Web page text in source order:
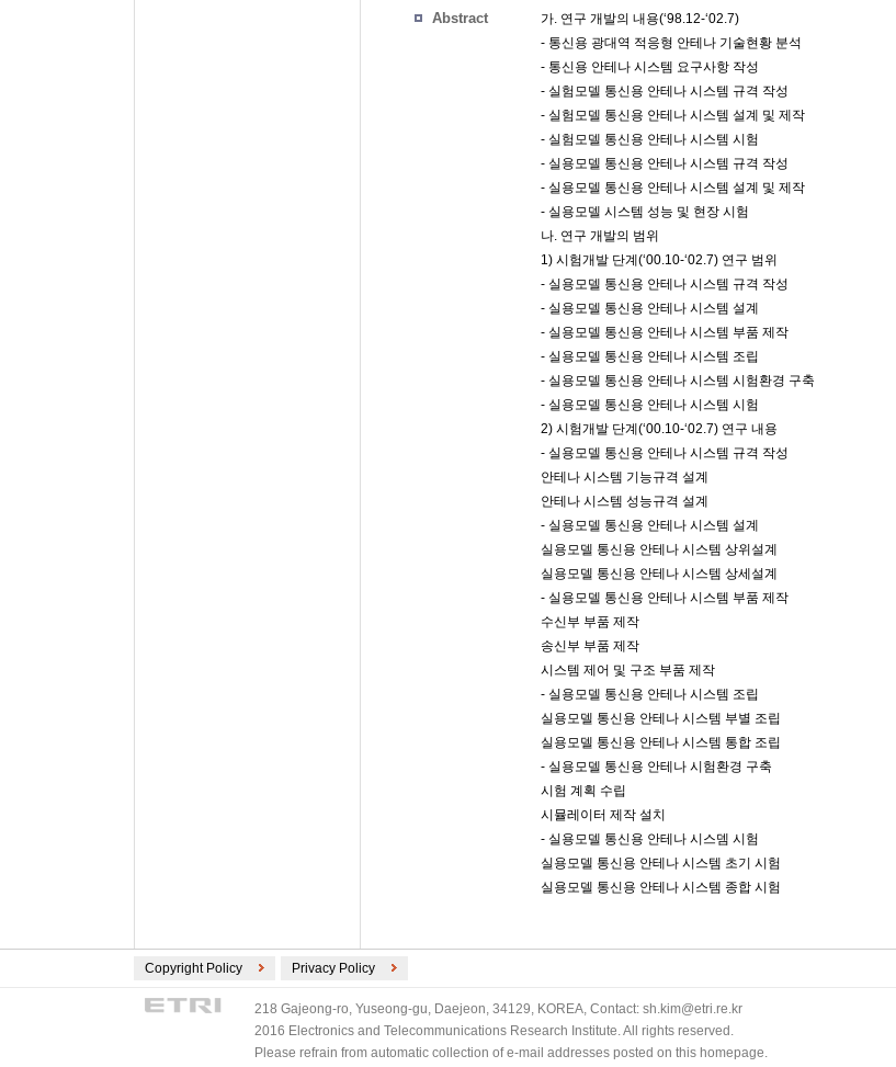
Abstract
가. 연구 개발의 내용(‘98.12-‘02.7)
- 통신용 광대역 적응형 안테나 기술현황 분석
- 통신용 안테나 시스템 요구사항 작성
- 실험모델 통신용 안테나 시스템 규격 작성
- 실험모델 통신용 안테나 시스템 설계 및 제작
- 실험모델 통신용 안테나 시스템 시험
- 실용모델 통신용 안테나 시스템 규격 작성
- 실용모델 통신용 안테나 시스템 설계 및 제작
- 실용모델 시스템 성능 및 현장 시험
나. 연구 개발의 범위
1) 시험개발 단계(‘00.10-‘02.7) 연구 범위
- 실용모델 통신용 안테나 시스템 규격 작성
- 실용모델 통신용 안테나 시스템 설계
- 실용모델 통신용 안테나 시스템 부품 제작
- 실용모델 통신용 안테나 시스템 조립
- 실용모델 통신용 안테나 시스템 시험환경 구축
- 실용모델 통신용 안테나 시스템 시험
2) 시험개발 단계(‘00.10-‘02.7) 연구 내용
- 실용모델 통신용 안테나 시스템 규격 작성
안테나 시스템 기능규격 설계
안테나 시스템 성능규격 설계
- 실용모델 통신용 안테나 시스템 설계
실용모델 통신용 안테나 시스템 상위설계
실용모델 통신용 안테나 시스템 상세설계
- 실용모델 통신용 안테나 시스템 부품 제작
수신부 부품 제작
송신부 부품 제작
시스템 제어 및 구조 부품 제작
- 실용모델 통신용 안테나 시스템 조립
실용모델 통신용 안테나 시스템 부별 조립
실용모델 통신용 안테나 시스템 통합 조립
- 실용모델 통신용 안테나 시험환경 구축
시험 계획 수립
시뮬레이터 제작 설치
- 실용모델 통신용 안테나 시스뎀 시험
실용모델 통신용 안테나 시스템 초기 시험
실용모델 통신용 안테나 시스템 종합 시험
Copyright Policy Privacy Policy
218 Gajeong-ro, Yuseong-gu, Daejeon, 34129, KOREA, Contact: sh.kim@etri.re.kr
2016 Electronics and Telecommunications Research Institute. All rights reserved.
Please refrain from automatic collection of e-mail addresses posted on this homepage.